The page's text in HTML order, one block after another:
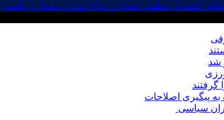
راهنمای مطمئن شما در دنیای مدرن معماری باشد.
پیگیری اصلاحات
سیاسی